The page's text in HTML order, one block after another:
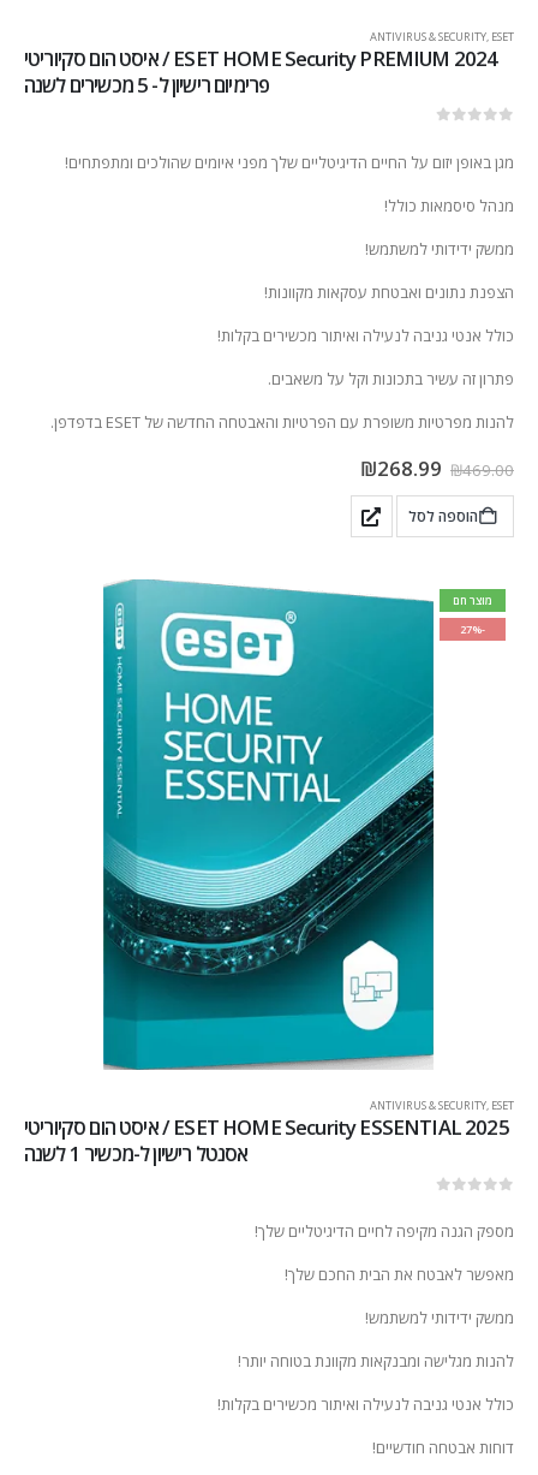
ANTIVIRUS & SECURITY, ESET
2024 ESET HOME Security PREMIUM / איסט הום סקיוריטי
פרימיום רישיון ל- 5 מכשירים לשנה
מגן באופן יזום על החיים הדיגיטליים שלך מפני איומים שהולכים ומתפתחים!
מנהל סיסמאות כולל!
ממשק ידידותי למשתמש!
הצפנת נתונים ואבטחת עסקאות מקוונות!
כולל אנטי גניבה לנעילה ואיתור מכשירים בקלות!
פתרון זה עשיר בתכונות וקל על משאבים.
להנות מפרטיות משופרת עם הפרטיות והאבטחה החדשה של ESET בדפדפן.
₪469.00
₪268.99
הוספה לסל
מוצר חם
-27%
ANTIVIRUS & SECURITY, ESET
2025 ESET HOME Security ESSENTIAL / איסט הום סקיוריטי
אסנטל רישיון ל-מכשיר 1 לשנה
מספק הגנה מקיפה לחיים הדיגיטליים שלך!
מאפשר לאבטח את הבית החכם שלך!
ממשק ידידותי למשתמש!
להנות מגלישה ומבנקאות מקוונת בטוחה יותר!
כולל אנטי גניבה לנעילה ואיתור מכשירים בקלות!
דוחות אבטחה חודשיים!